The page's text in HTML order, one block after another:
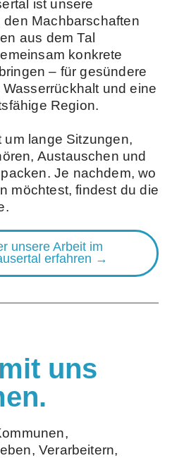
ist unsere
den Machbarschaften
aus dem Tal
konkrete
– für gesündere
und eine
Region.
um lange Sitzungen,
Austauschen und
Je nachdem, wo
möchtest, findest du die
unsere Arbeit im
erfahren →
uns
Verarbeitern,